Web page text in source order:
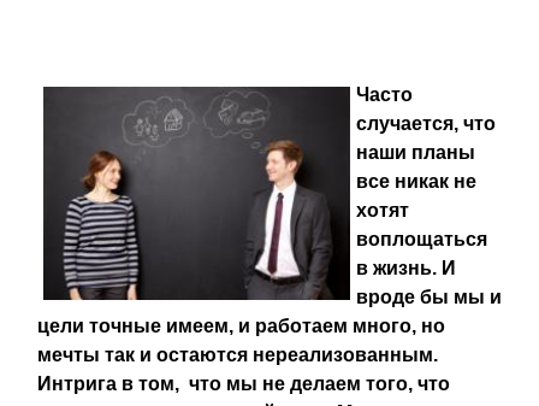
Часто
случается, что
наши планы
все никак не
хотят
воплощаться
в жизнь. И
вроде бы мы и
цели точные имеем, и работаем много, но
мечты так и остаются нереализованным.
Интрига в том, что мы не делаем того, что